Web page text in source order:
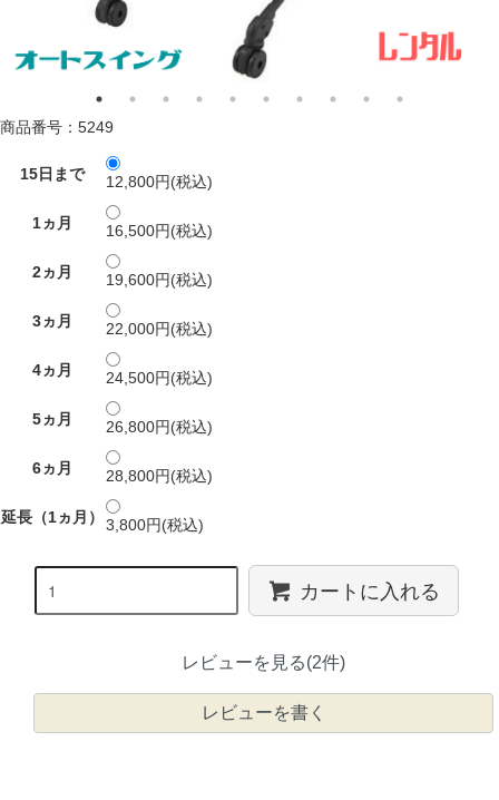
商品番号：5249
15日まで 12,800円(税込)
1ヵ月 16,500円(税込)
2ヵ月 19,600円(税込)
3ヵ月 22,000円(税込)
4ヵ月 24,500円(税込)
5ヵ月 26,800円(税込)
6ヵ月 28,800円(税込)
延長（1ヵ月） 3,800円(税込)
カートに入れる
レビューを見る(2件)
レビューを書く